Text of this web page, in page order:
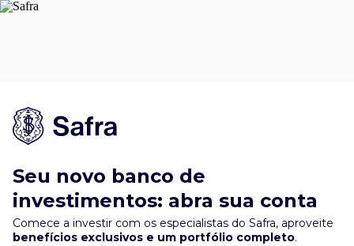
Seu novo banco de
investimentos: abra sua conta
Comece a investir com os especialistas do Safra, aproveite
benefícios exclusivos e um portfólio completo.